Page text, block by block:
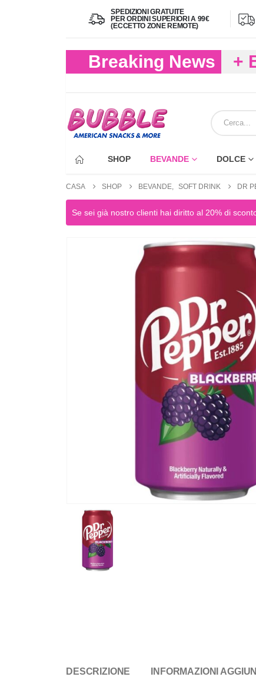
SPEDIZIONI GRATUITE
PER ORDINI SUPERIORI A 99€
(ECCETTO ZONE REMOTE)
Breaking News
+
SHOP BEVANDE DOLCE
CASA SHOP BEVANDE SOFT DRINK DR
Se sei già nostro clienti hai diritto al 20% di
DESCRIZIONE INFORMAZIONI